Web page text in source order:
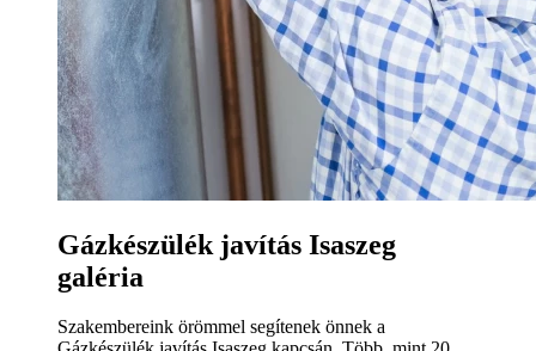
Gázkészülék javítás Isaszeg
galéria
Szakembereink örömmel segítenek önnek a